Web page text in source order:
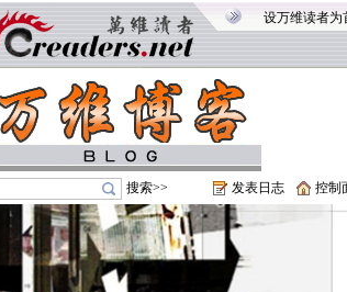
设万维读者为
搜索>> 发表日志 控制